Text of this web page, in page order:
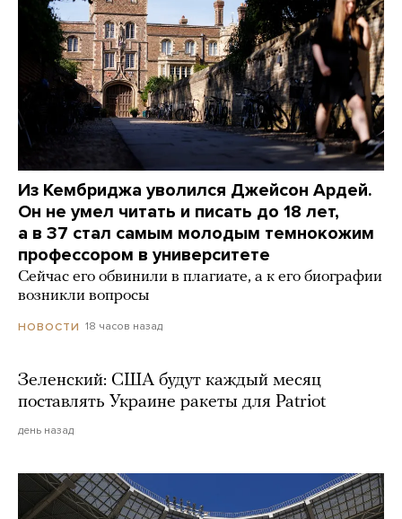
Из Кембриджа уволился Джейсон Ардей.
Он не умел читать и писать до 18 лет,
а в 37 стал самым молодым темнокожим
профессором в университете
Сейчас его обвинили в плагиате, а к его биографии
возникли вопросы
НОВОСТИ 18 часов назад
Зеленский: США будут каждый месяц
поставлять Украине ракеты для Patriot
день назад